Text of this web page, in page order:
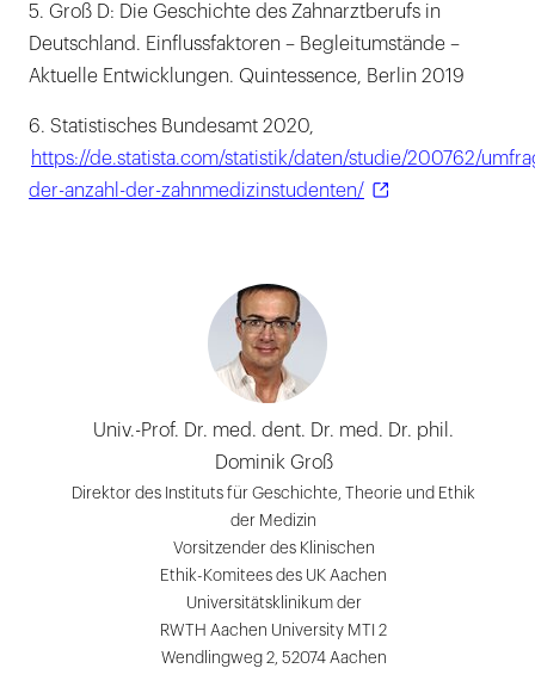
5. Groß D: Die Geschichte des Zahnarztberufs in
Deutschland. Einflussfaktoren – Begleitumstände –
Aktuelle Entwicklungen. Quintessence, Berlin 2019
6. Statistisches Bundesamt 2020,
https://de.statista.com/statistik/daten/studie/200762/
der-anzahl-der-zahnmedizinstudenten/
Univ.-Prof. Dr. med. dent. Dr. med. Dr. phil.
Dominik Groß
Direktor des Instituts für Geschichte, Theorie und Ethik
der Medizin
Vorsitzender des Klinischen
Ethik-Komitees des UK Aachen
Universitätsklinikum der
RWTH Aachen University MTI 2
Wendlingweg 2, 52074 Aachen